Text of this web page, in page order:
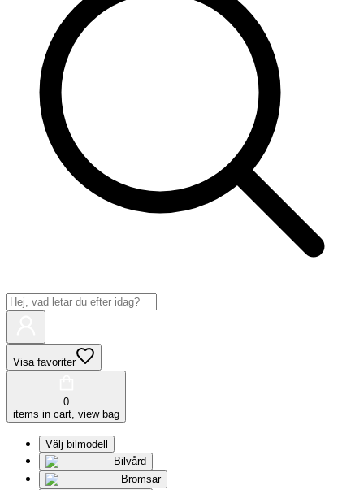
Visa favoriter
0
items in cart, view bag
Välj bilmodell
Bilvård
Bromsar